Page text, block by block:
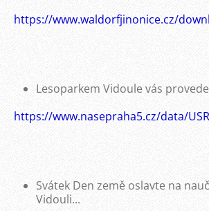
https://www.waldorfjinonice.cz/
Lesoparkem Vidoule vás
https://www.nasepraha5.cz/data/
Svátek Den země oslavte na
Vidouli...